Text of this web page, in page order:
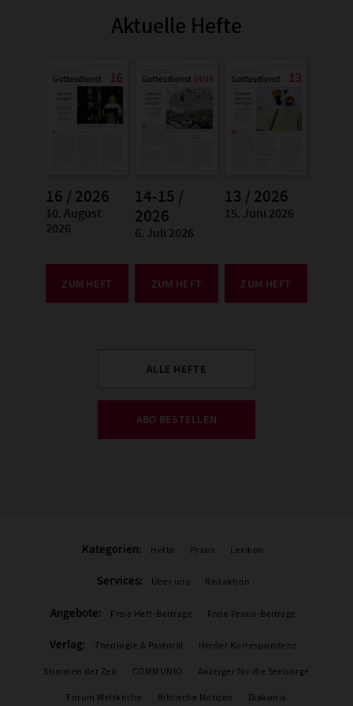
Aktuelle Hefte
16 / 2026
:
10. August
2026
ZUM HEFT
14-15 /
2026
:
6. Juli 2026
ZUM HEFT
13 / 2026
:
15. Juni 2026
ZUM HEFT
ALLE HEFTE
ABO BESTELLEN
Kategorien: Hefte Praxis Lexikon
Services: Über uns Redaktion
Angebote: Freie Heft-Beiträge Freie Praxis-Beiträge
Verlag: Theologie & Pastoral Herder Korrespondenz
Stimmen der Zeit COMMUNIO Anzeiger für die Seelsorge
Forum Weltkirche Biblische Notizen Diakonia